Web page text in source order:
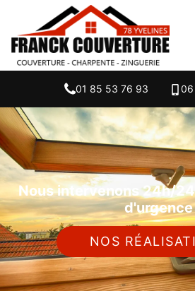
01 85 53 76 93 06
Nous intervenons 24h/
d'urgence
NOS